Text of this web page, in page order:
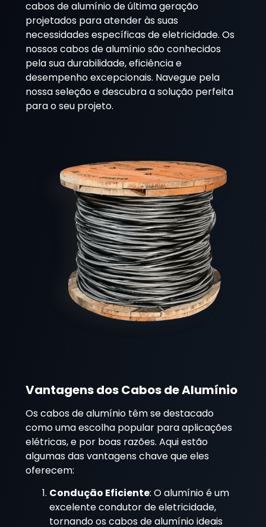
cabos de alumínio de última geração
projetados para atender às suas
necessidades específicas de eletricidade. Os
nossos cabos de alumínio são conhecidos
pela sua durabilidade, eficiência e
desempenho excepcionais. Navegue pela
nossa seleção e descubra a solução perfeita
para o seu projeto.
Vantagens dos Cabos de Alumínio
Os cabos de alumínio têm se destacado
como uma escolha popular para aplicações
elétricas, e por boas razões. Aqui estão
algumas das vantagens chave que eles
oferecem:
Condução Eficiente: O alumínio é um
excelente condutor de eletricidade,
tornando os cabos de alumínio ideais